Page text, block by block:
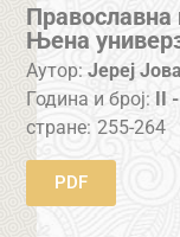
Православна
Њена
Аутор: Јереј
Година и број:
II
стране: 255-264
PDF